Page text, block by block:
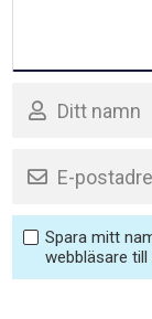
Spara mitt
webbläsare